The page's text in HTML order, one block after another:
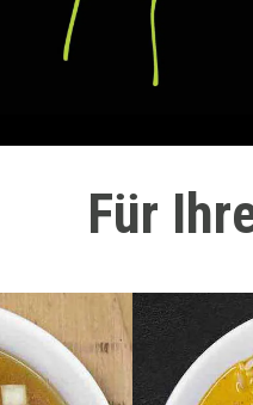
Für